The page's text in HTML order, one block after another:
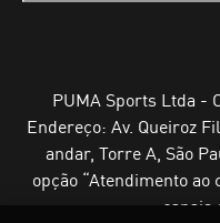
PUMA Sports Ltda -
Endereço: Av. Queiroz
andar, Torre A, São
opção “Atendimento ao
canais